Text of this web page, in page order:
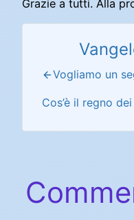
Grazie a tutti. Alla
Vogliamo un
Cos’è il regno